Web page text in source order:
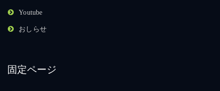
Youtube
おしらせ
固定ページ